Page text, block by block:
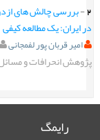
2
-بررسی چالش های
در ایران: یک مطالعه کیفی
امیر قربان پور لفمجانی
پژوهش انحرافات و
رایمگ